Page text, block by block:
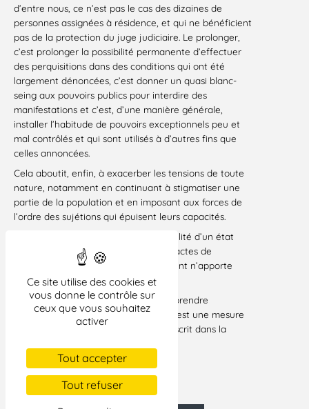
Ce site utilise des cookies et
vous donne le contrôle sur
ceux que vous souhaitez
activer
Tout accepter
Tout refuser
d’entre nous, ce n’est pas le cas des dizaines de
personnes assignées à résidence, et qui ne bénéficient
pas de la protection du juge judiciaire. Le prolonger,
c’est prolonger la possibilité permanente d’effectuer
des perquisitions dans des conditions qui ont été
largement dénoncées, c’est donner un quasi blanc-
seing aux pouvoirs publics pour interdire des
manifestations et c’est, d’une manière générale,
installer l’habitude de pouvoirs exceptionnels peu et
mal contrôlés et qui sont utilisés à d’autres fins que
celles annoncées.
Cela aboutit, enfin, à exacerber les tensions de toute
nature, notamment en continuant à stigmatiser une
partie de la population et en imposant aux forces de
l’ordre des sujétions qui épuisent leurs capacités.
On est en droit de s’interroger sur l’utilité d’un état
d’urgence destiné à lutter contre les actes de
terrorisme, utilité dont le gouvernement n’apporte
aucune justification.
La LDH appelle les parlementaires à prendre
conscience qu’un tel renouvellement est une mesure
dangereuse et démagogique, qui s’inscrit dans la
Paris, le 16 novembre 2016